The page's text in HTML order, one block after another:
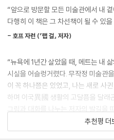
원이 얼마나 필요한지에 따라 각 구
하고, 몇몇 전시실을 닫기도 한다. “브
다. 아니면 “R(근대)!”, “K1(그리스·
링리H, 구역!”이다.
---「사치스러운 초연함으로」중에서
월요일은 미술관의 정기 휴관일(책이
휴관일이 변경되었다-옮긴이)이라
어서 메트의 직원들이 각자의 은신처
인력을 고용하고 있는데 오늘만큼은
쓰고, 꾸역꾸역 긁고, 밀치고, 매달려
만큼 모든 삶의 의욕을 잃어버린다.
그러던 저자는 불현듯 형의 장례식을
허용되는 미술관. 그런 미술관 한 구
는 경비원. 브링리는 앞으로 나아가기
아는 가장 아름다운 곳에서 가장 단순
기로 결심한다. 그리고 2008년 가을,
으로 두 번째 인생을 시작하기에 이른
7만 평의 공간, 300만 점의 작품,
“앞으로 방문할 모든 미술관에서 내
다행히 이 책은 그 차선책이 될 수 있을
- 호프 자런 (『랩 걸』 저자)
“뉴욕에 1년간 살았을 때, 메트는 내
시실을 어슬렁거렸다. 무작정 미술관
이 꼭 하나쯤은 있었고, 나는 새로 사
하며 이국異國 생활의 고달픔을 달래
그림과 대화를 나누는 저자의 발길을
을 어루만지던 그 시절로 되돌아갔다.
기 같지만, 사실은 예술을 통해 제 마
추천평 더